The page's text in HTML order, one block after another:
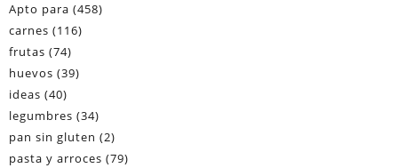
Apto para (458)
carnes (116)
frutas (74)
huevos (39)
ideas (40)
legumbres (34)
pan sin gluten (2)
pasta y arroces (79)